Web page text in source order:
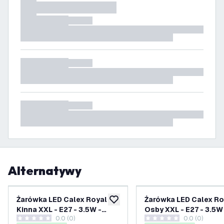
Alternatywy
dodaj do listy życzeń
Żarówka LED Calex Royal
Kinna XXL - E27 - 3.5W -
Tytan - Możliwość
0 Gwiazdki oceny
0.0 (0)
Żarówka LED Calex
Osby XXL - E27 -
Tytan - Możliwość
0 Gwiazdki oceny
0.0 (0)